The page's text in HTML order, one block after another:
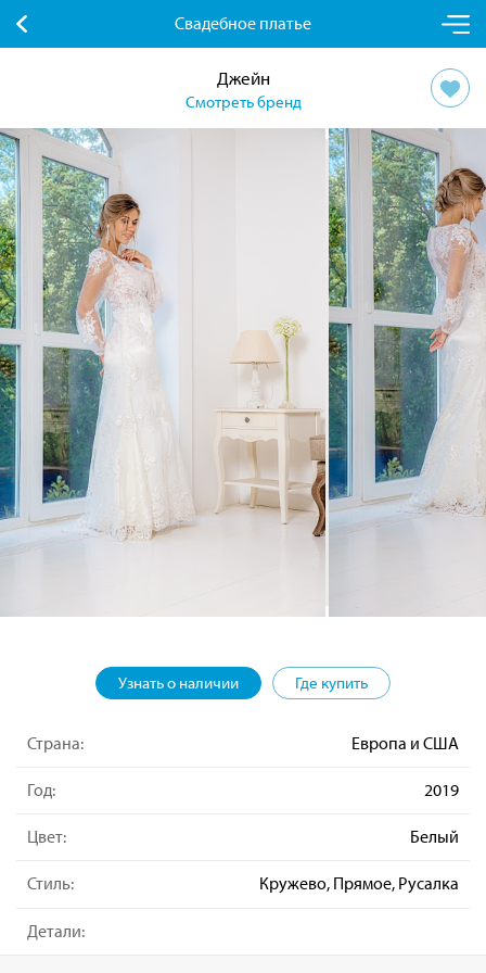
Свадебное платье
Джейн
Смотреть бренд
Узнать о наличии Где купить
Страна: Европа и США
Год: 2019
Цвет: Белый
Стиль: Кружево, Прямое, Русалка
Детали: